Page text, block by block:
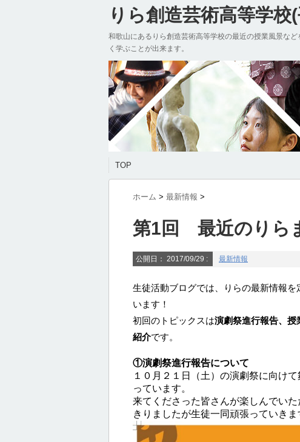
りら創造芸術高等学
和歌山にあるりら創造芸術高等学校の最近の授業風景な
く学ぶことが出来ます。
TOP
ホーム > 最新情報 >
第1回 最近のりら
公開日： 2017/09/29 : 最新情報
生徒活動ブログでは、りらの最新情報
います！
初回のトピックスは演劇祭進行報告、 授
紹介です。
①演劇祭進行報告について
１０月２１日（土）の演劇祭に向け
っています。
来てくださった皆さんが楽しんでい
きりましたが生徒一同頑張っていきま